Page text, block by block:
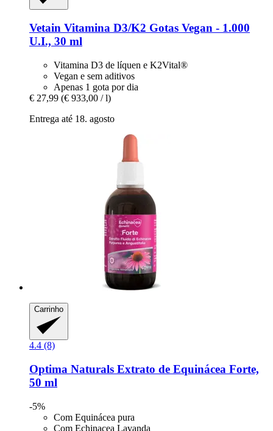
Vetain Vitamina D3/K2 Gotas Vegan -​ 1.000
U.I., 30 ml
Vitamina D3 de líquen e K2Vital®
Vegan e sem aditivos
Apenas 1 gota por dia
€ 27,99 (€ 933,00 / l)
Entrega até 18. agosto
Carrinho
4.4 (8)
Optima Naturals Extrato de Equinácea Forte,
50 ml
-5%
Com Equinácea pura
Com Echinacea Lavanda